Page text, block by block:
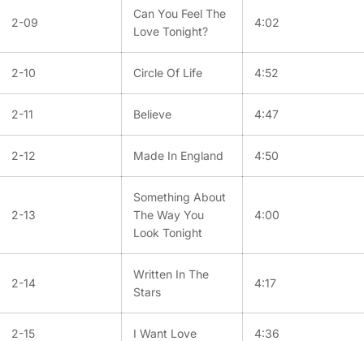
2-09
Can You Feel The
Love Tonight?
4:02
2-10 Circle Of Life 4:52
2-11 Believe 4:47
2-12 Made In England 4:50
2-13
Something About
The Way You
Look Tonight
4:00
2-14
Written In The
Stars
4:17
2-15 I Want Love 4:36